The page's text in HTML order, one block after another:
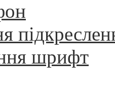
шрифт